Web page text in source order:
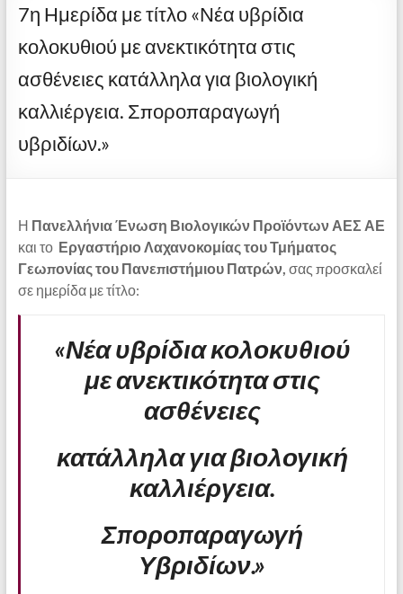
7η Ημερίδα με τίτλο «Νέα υβρίδια
κολοκυθιού με ανεκτικότητα στις
ασθένειες κατάλληλα για βιολογική
καλλιέργεια. Σποροπαραγωγή
υβριδίων.»
Η Πανελλήνια Ένωση Βιολογικών Προϊόντων ΑΕΣ ΑΕ
και το Εργαστήριο Λαχανοκομίας του Τμήματος
Γεωπονίας του Πανεπιστήμιου Πατρών, σας προσκαλεί
σε ημερίδα με τίτλο:
«Νέα υβρίδια κολοκυθιού
με ανεκτικότητα στις
ασθένειες
κατάλληλα για βιολογική
καλλιέργεια.
Σποροπαραγωγή
Υβριδίων.»